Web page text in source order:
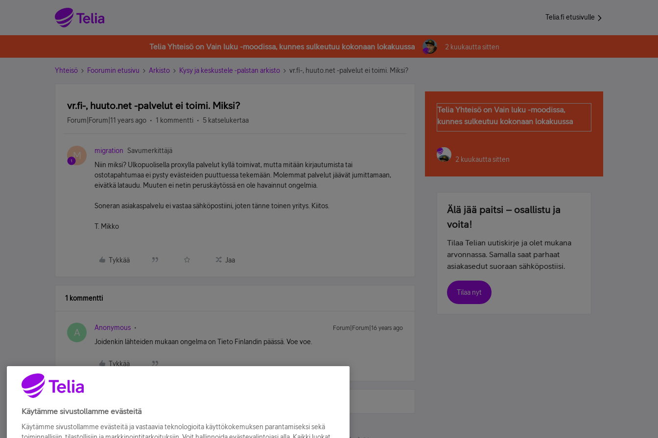
Telia.fi etusivulle
Telia Yhteisö on Vain luku -moodissa, kunnes sulkeutuu kokonaan lokakuussa 2 kuukautta sitten
Yhteisö Foorumin etusivu Arkisto Kysy ja keskustele -palstan arkisto vr.fi-, huuto.net -palvelut ei toimi. Miksi?
vr.fi-, huuto.net -palvelut ei toimi. Miksi?
Forum|Forum|11 years ago 1 kommentti 5 katselukertaa
M migration
Savumerkittäjä
Niin miksi? Ulkopuolisella proxylla palvelut kyllä toimivat, mutta mitään kirjautumista tai
ostotapahtumaa ei pysty evästeiden puuttuessa tekemään. Molemmat palvelut jäävät jumittamaan,
eivätkä lataudu. Muuten ei netin peruskäytössä en ole havainnut ongelmia.
Soneran asiakaspalvelu ei vastaa sähköpostiini, joten tänne toinen yritys. Kiitos.
T. Mikko
Tykkää Jaa
1 kommentti
A Anonymous Forum|Forum|16 years ago
Joidenkin lähteiden mukaan ongelma on Tieto Finlandin päässä. Voe voe.
Tykkää
Telia Yhteisö on Vain luku -moodissa,
kunnes sulkeutuu kokonaan lokakuussa
2 kuukautta sitten
Älä jää paitsi – osallistu ja
voita!
Tilaa Telian uutiskirje ja olet mukana
arvonnassa. Samalla saat parhaat
asiakasedut suoraan sähköpostiisi.
Tilaa nyt
Käytämme sivustollamme evästeitä
Käytämme sivustollamme evästeitä ja vastaavia teknologioita käyttökokemuksen parantamiseksi sekä